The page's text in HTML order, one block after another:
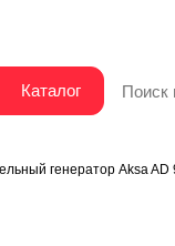
Каталог
генератор Aksa AD
Aksa AD 93